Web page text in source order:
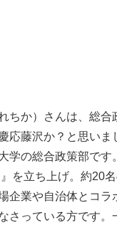
ちか）さんは、総合
応藤沢か？と思いま
学の総合政策部です
を立ち上げ。約20
企業や自治体とコラ
さっている方です。